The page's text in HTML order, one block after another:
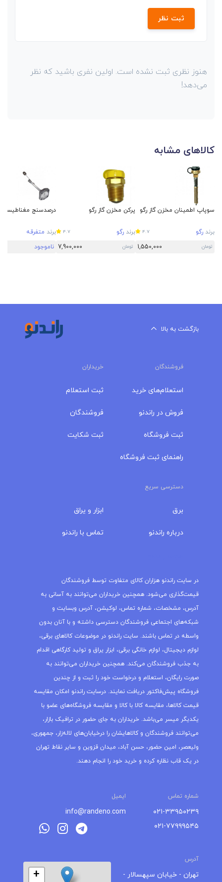
ثبت نظر
هنوز نظری ثبت نشده است. اولین نفری باشید که نظر
می‌دهد!
کالاهای مشابه
سوپاپ اطمینان مخزن گاز رگو
برند رگو 4.7
تومان 1,550,000
پرکن مخزن گاز رگو
برند رگو 4.7
تومان 7,900,000
درصدسنج مغناطیسی
برند متفرقه
ناموجود
بازگشت به بالا
فروشندگان خریداران
استعلام‌های خرید
فروش در راندنو
ثبت فروشگاه
راهنمای ثبت فروشگاه
ثبت استعلام
فروشندگان
ثبت شکایت
دسترسی سریع
برق
درباره‌ راندنو
ابزار و یراق
تماس با راندنو
در سایت راندنو هزاران کالای متفاوت توسط فروشندگان
قیمت‌گذاری می‌شود. همچنین خریداران می‌توانند به آسانی به
آدرس، مشخصات، شماره تماس، لوکیشن، آدرس وبسایت و
شبکه‌های اجتماعی فروشندگان دسترسی داشته و با آنان بدون
واسطه در تماس باشند. سایت راندنو در موضوعات کالاهای برقی،
لوازم دیجیتال، لوازم خانگی برقی، ابزار یراق و تولید کارگاهی اقدام
به جذب فروشندگان می‌کند. همچنین خریداران می‌توانند به
صورت رایگان، استعلام و درخواست خود را ثبت و از چندین
فروشگاه پیش‌فاکتور دریافت نمایند. درسایت راندنو امکان مقایسه
قیمت کالاها، مقایسه کالا با کالا و مقایسه فروشگاه‌های عضو با
یکدیگر میسر می‌باشد. خریداران به جای حضور در ترافیک بازار،
می‌توانند فروشندگان و کالاهایشان را درخیابان‌های لاله‌زار، جمهوری،
ولیعصر، امین حضور، حسن آباد، میدان قزوین و سایر نقاط تهران
در یک قاب نظاره کرده و خرید خود را انجام دهند.
شماره تماس ایمیل
۰۲۱-۳۳۹۵۰۲۳۹
۰۲۱-۷۷۹۹۹۵۴۵
info@randeno.com
آدرس
تهران - خیابان سپهسالار -
+